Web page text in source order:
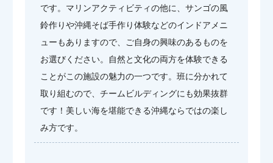
です。マリンアクティビティの他に、サンゴの風
鈴作りや沖縄そば手作り体験などのインドアメニ
ューもありますので、ご自身の興味のあるものを
お選びください。自然と文化の両方を体験できる
ことがこの施設の魅力の一つです。班に分かれて
取り組むので、チームビルディングにも効果抜群
です！美しい海を堪能できる沖縄ならではの楽し
み方です。